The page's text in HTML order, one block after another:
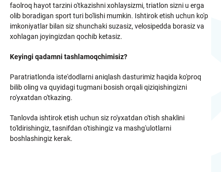
faolroq hayot tarzini o'tkazishni xohlaysizmi, triatlon sizni u erga
olib boradigan sport turi bo'lishi mumkin. Ishtirok etish uchun ko'p
imkoniyatlar bilan siz shunchaki suzasiz, velosipedda borasiz va
xohlagan joyingizdan qochib ketasiz.
Keyingi qadamni tashlamoqchimisiz?
Paratriatlonda iste'dodlarni aniqlash dasturimiz haqida ko'proq
bilib oling va quyidagi tugmani bosish orqali qiziqishingizni
ro'yxatdan o'tkazing.
Tanlovda ishtirok etish uchun siz ro'yxatdan o'tish shaklini
to'ldirishingiz, tasnifdan o'tishingiz va mashg'ulotlarni
boshlashingiz kerak.